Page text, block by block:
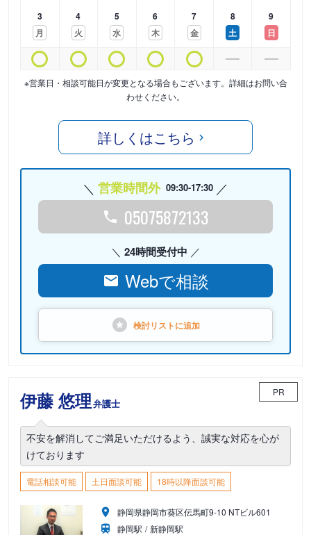
3
月
4
火
5
水
6
木
7
金
8
土
9
日
※営業日・相談可能日が変更となる場合もございます。詳細はお問い合
わせください。
詳しくはこちら
営業時間外 09:30-17:30
05075872133
24時間受付中
Webで相談
検討リストに追加
伊藤 悠理弁護士
PR
不安を解消してご満足いただけるよう、誠実な対応を心が
けております
電話相談可能 土日面談可能 18時以降面談可能
静岡県静岡市葵区伝馬町9-10 NTビル601
静岡駅
新静岡駅